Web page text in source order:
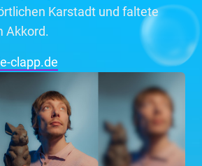
Karstadt und faltete
Akkord.
clapp.de